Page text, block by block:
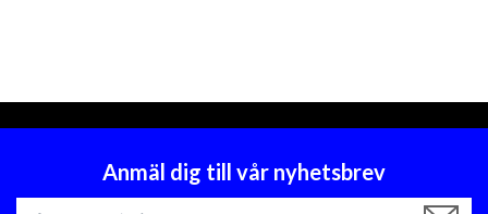
Anmäl dig till vår nyhetsbrev